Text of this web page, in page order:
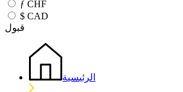
ƒ CHF
$ CAD
قبول
الرئيسية